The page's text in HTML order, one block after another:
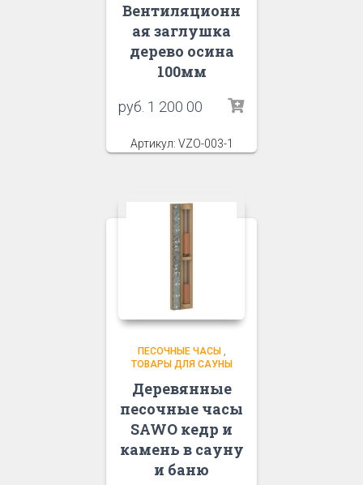
Вентиляционн
ая заглушка
дерево осина
100мм
руб. 1 200 00
Артикул: VZO-003-1
ПЕСОЧНЫЕ ЧАСЫ ,
ТОВАРЫ ДЛЯ САУНЫ
Деревянные
песочные часы
SAWO кедр и
камень в сауну
и баню